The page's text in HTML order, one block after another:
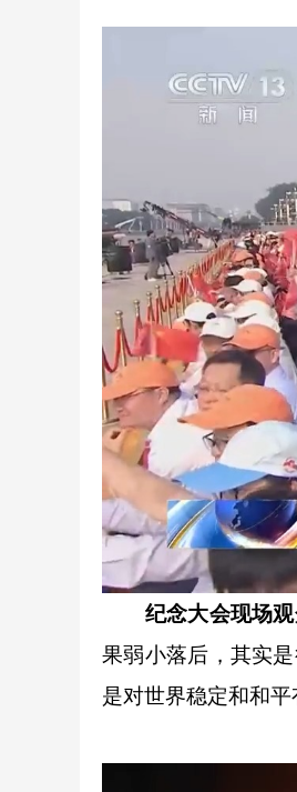
纪念大会现场观
果弱小落后，其实
是对世界稳定和和平